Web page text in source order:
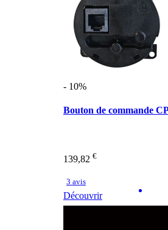
- 10%
Bouton de commande
139,82 €
3 avis
Découvrir